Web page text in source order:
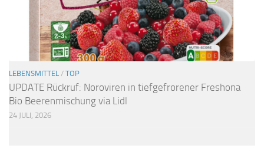
LEBENSMITTEL / TOP
UPDATE Rückruf: Noroviren in tiefgefrorener Freshona
Bio Beerenmischung via Lidl
24 JULI, 2026